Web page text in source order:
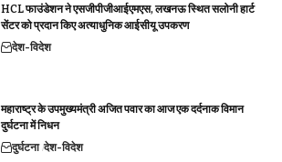
HCL फाउंडेशन ने एसजीपीजीआईएमएस, लखनऊ स्थित सलोनी हार्ट
सेंटर को प्रदान किए अत्याधुनिक आईसीयू उपकरण
देश-विदेश
महाराष्ट्र के उपमुख्यमंत्री अजित पवार का आज एक दर्दनाक विमान
दुर्घटना में निधन
दुर्घटना देश-विदेश